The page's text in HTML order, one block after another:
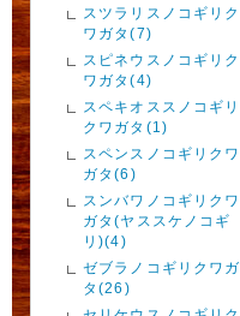
スツラリスノコギリク
ワガタ(7)
スピネウスノコギリク
ワガタ(4)
スペキオススノコギリ
クワガタ(1)
スペンスノコギリクワ
ガタ(6)
スンバワノコギリクワ
ガタ(ヤススケノコギ
リ)(4)
ゼブラノコギリクワガ
タ(26)